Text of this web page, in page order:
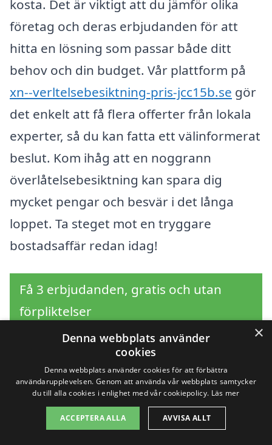
kosta. Det är viktigt att du jämför olika
företag och deras erbjudanden för att
hitta en lösning som passar både ditt
behov och din budget. Vår plattform på
xn--verltelsebesiktning-pris-jcc15b.se gör
det enkelt att få flera offerter från lokala
experter, så du kan fatta ett välinformerat
beslut. Kom ihåg att en noggrann
överlåtelsebesiktning kan spara dig
mycket pengar och besvär i det långa
loppet. Ta steget mot en tryggare
bostadsaffär redan idag!
Få 3 erbjudanden, gratis och utan
förpliktelser
Sök efter en
professionell för
överlåtelsebesiktning i
×
Denna webbplats använder
cookies
Denna webbplats använder cookies för att förbättra
användarupplevelsen. Genom att använda vår webbplats samtycker
du till alla cookies i enlighet med vår cookiepolicy. Läs mer
ACCEPTERA ALLA AVVISA ALLT